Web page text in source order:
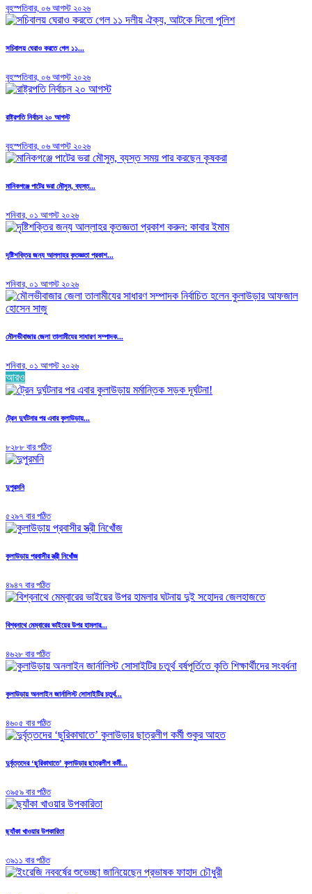
বৃহস্পতিবার, ০৬ আগস্ট ২০২৬
সচিবালয় ঘেরাও করতে গেল ১১...
বৃহস্পতিবার, ০৬ আগস্ট ২০২৬
রাষ্ট্রপতি নির্বাচন ২০ আগস্ট
বৃহস্পতিবার, ০৬ আগস্ট ২০২৬
মানিকগঞ্জে পাটের ভরা মৌসুম, ব্যস্ত...
শনিবার, ০১ আগস্ট ২০২৬
দৃষ্টিশক্তির জন্য আল্লাহর কৃতজ্ঞতা প্রকাশ...
শনিবার, ০১ আগস্ট ২০২৬
মৌলভীবাজার জেলা তালামীযের সাধারণ সম্পাদক...
শনিবার, ০১ আগস্ট ২০২৬
আরও
ট্রেন দুর্ঘটনার পর এবার কুলাউড়ায়...
৮২৮৮ বার পঠিত
দুপুরমনি
৫২৯৭ বার পঠিত
কুলাউড়ায় প্রবাসীর স্ত্রী নিখোঁজ
৪৯৪৭ বার পঠিত
বিশ্বনাথে মেম্বারের ভাইয়ের উপর হামলার...
৪৬২৮ বার পঠিত
কুলাউড়ায় অনলাইন জার্নালিস্ট সোসাইটির চতুর্থ...
৪৬০৫ বার পঠিত
দুর্বৃত্তদের ‘ছুরিকাঘাতে’ কুলাউড়ার ছাত্রলীগ কর্মী...
৩৯৫৯ বার পঠিত
ছ্যাঁকা খাওয়ার উপকারিতা
৩৯১১ বার পঠিত